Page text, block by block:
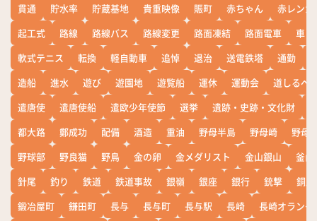
貫通
貯水率 貯蔵基地 貴重映像 賑町 赤ちゃん
赤レンガ
起工式
路線 路線バス 路線変更 路面凍結 路面電車
車
軟式テニス
転換 軽自動車 追悼 退治 送電鉄塔 通勤
造船
進水 遊び 遊園地 遊覧船 運休 運動会
道しるべ
遣唐使
遣唐使船 遣欧少年使節 選挙 遺跡・史跡・文化財
都大路
鄭成功 配備 酒造 重油 野母半島 野母崎
野母
野球部
野良猫 野鳥 金の卵 金メダリスト 金山銀山
釜山
針尾
釣り 鉄道 鉄道事故 銀嶺 銀座 銀行 銃撃
銅座
鍛冶屋町
鎌田町 長与 長与町 長与駅 長崎
長崎オランダ